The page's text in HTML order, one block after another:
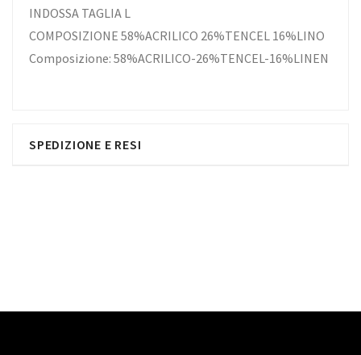
INDOSSA TAGLIA L
COMPOSIZIONE 58%ACRILICO 26%TENCEL 16%LINO
Composizione: 58%ACRILICO-26%TENCEL-16%LINEN
SPEDIZIONE E RESI